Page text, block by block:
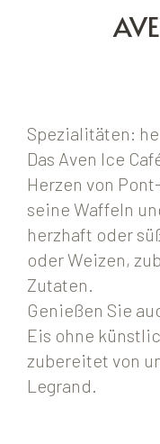
Spezialitäten:
Das Aven Ice
Herzen von
seine Waffeln
herzhaft oder
oder Weizen,
Zutaten.
Genießen Sie
Eis ohne
zubereitet von
Legrand.